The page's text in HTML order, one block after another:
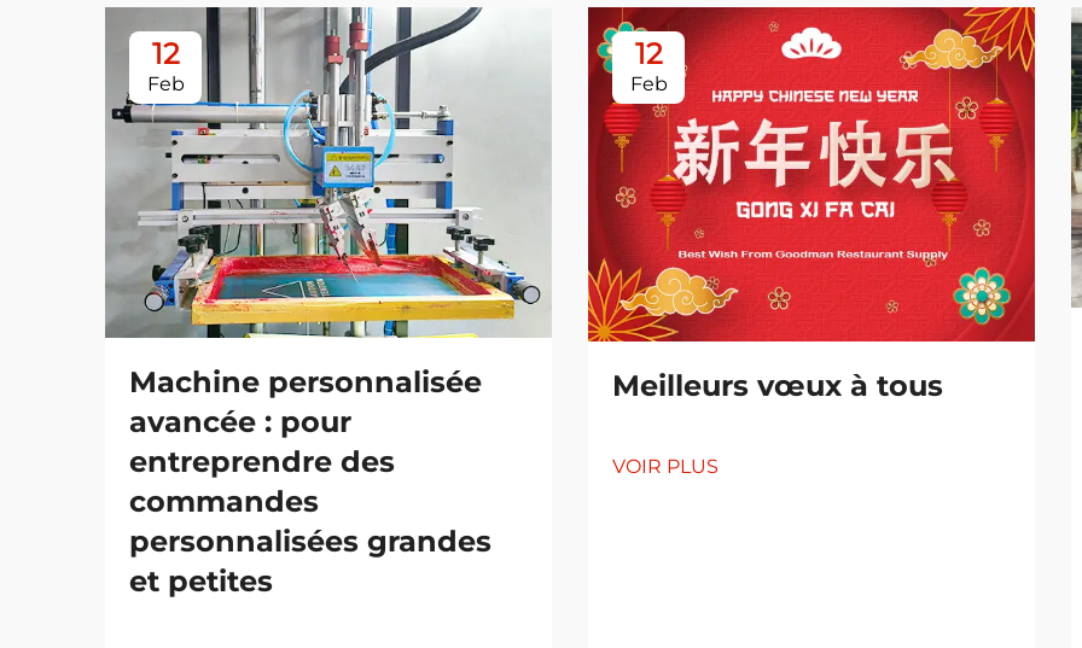
12
Feb
Machine personnalisée
avancée : pour
entreprendre des
commandes
personnalisées grandes
et petites
12
Feb
Meilleurs vœux à tous
VOIR PLUS